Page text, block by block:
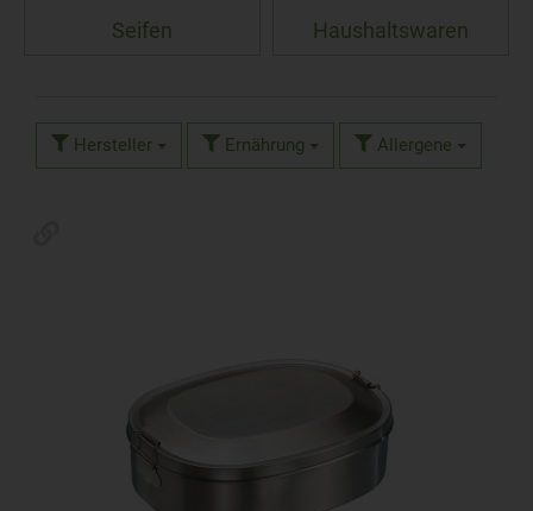
Seifen Haushaltswaren
Hersteller Ernährung Allergene